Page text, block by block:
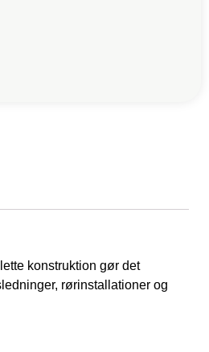
konstruktion gør det
rørinstallationer og